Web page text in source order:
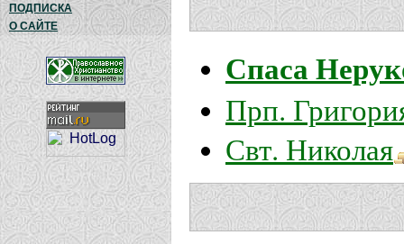
ПОДПИСКА
О САЙТЕ
Спаса
Прп.
Свт. Николая